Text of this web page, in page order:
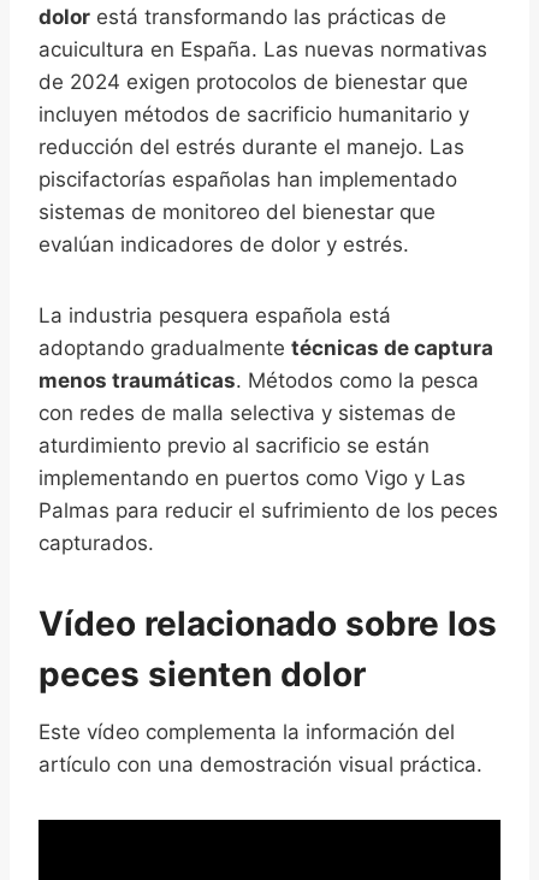
dolor está transformando las prácticas de
acuicultura en España. Las nuevas normativas
de 2024 exigen protocolos de bienestar que
incluyen métodos de sacrificio humanitario y
reducción del estrés durante el manejo. Las
piscifactorías españolas han implementado
sistemas de monitoreo del bienestar que
evalúan indicadores de dolor y estrés.
La industria pesquera española está
adoptando gradualmente técnicas de captura
menos traumáticas. Métodos como la pesca
con redes de malla selectiva y sistemas de
aturdimiento previo al sacrificio se están
implementando en puertos como Vigo y Las
Palmas para reducir el sufrimiento de los peces
capturados.
Vídeo relacionado sobre los
peces sienten dolor
Este vídeo complementa la información del
artículo con una demostración visual práctica.